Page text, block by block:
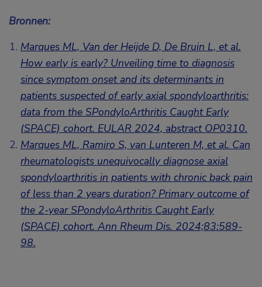
Bronnen:
Marques ML, Van der Heijde D, De Bruin L, et al.
How early is early? Unveiling time to diagnosis
since symptom onset and its determinants in
patients suspected of early axial spondyloarthritis:
data from the SPondyloArthritis Caught Early
(SPACE) cohort. EULAR 2024, abstract OP0310.
Marques ML, Ramiro S, van Lunteren M, et al. Can
rheumatologists unequivocally diagnose axial
spondyloarthritis in patients with chronic back pain
of less than 2 years duration? Primary outcome of
the 2-year SPondyloArthritis Caught Early
(SPACE) cohort. Ann Rheum Dis. 2024;83:589-
98.